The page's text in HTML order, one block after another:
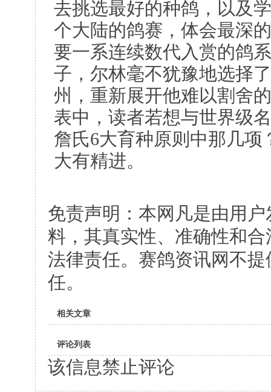
去挑选最好的种鸽，以及
个大陆的鸽赛，体会最深
要一系连续数代入赏的鸽
子，尔林毫不犹豫地选择
州，重新展开他难以割舍
表中，读者若想与世界级
詹氏6大育种原则中那几
大有精进。
免责声明：本网凡是由用
料，其真实性、准确性和
法律责任。赛鸽资讯网不
任。
相关文章
评论列表
该信息禁止评论